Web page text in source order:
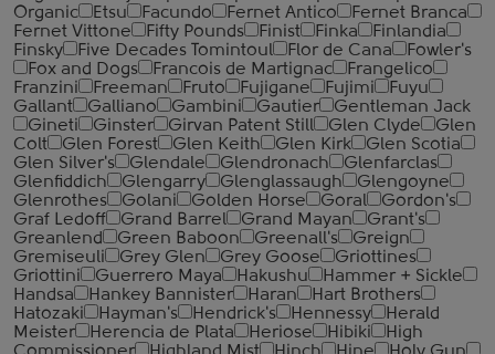
Organic
Etsu Facundo Fernet Antico
Fernet Branca
Fernet Vittone
Fifty Pounds Finist Finka
Finlandia
Finsky
Five Decades Tomintoul Flor de Cana
Fowler's
Fox and Dogs
Francois de Martignac
Frangelico
Franzini
Freeman Fruto Fujigane Fujimi
Fuyu
Gallant
Galliano Gambini Gautier
Gentleman Jack
Gineti
Ginster Girvan Patent Still Glen Clyde
Glen
Colt
Glen Forest Glen Keith Glen Kirk
Glen Scotia
Glen Silver's
Glendale Glendronach
Glenfarclas
Glenfiddich
Glengarry Glenglassaugh
Glengoyne
Glenrothes
Golani Golden Horse Goral
Gordon's
Graf Ledoff
Grand Barrel Grand Mayan
Grant's
Greanlend
Green Baboon Greenall's
Greign
Gremiseuli
Grey Glen Grey Goose
Griottines
Griottini
Guerrero Maya Hakushu
Hammer + Sickle
Handsa
Hankey Bannister Haran
Hart Brothers
Hatozaki
Hayman's Hendrick's Hennessy
Herald
Meister
Herencia de Plata Heriose Hibiki
High